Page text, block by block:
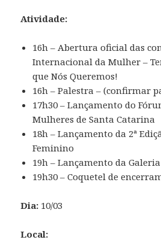
Atividade:
16h – Abertura oficial das
Internacional da Mulher –
que Nós Queremos!
16h – Palestra – (confirmar
17h30 – Lançamento do
Mulheres de Santa Catarina
18h – Lançamento da 2ª
Feminino
19h – Lançamento da
19h30 – Coquetel de
Dia: 10/03
Local: